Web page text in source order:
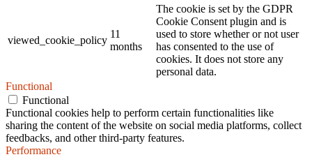
viewed_cookie_policy
11
months
The cookie is set by the GDPR
Cookie Consent plugin and is
used to store whether or not user
has consented to the use of
cookies. It does not store any
personal data.
Functional
Functional
Functional cookies help to perform certain functionalities like
sharing the content of the website on social media platforms, collect
feedbacks, and other third-party features.
Performance